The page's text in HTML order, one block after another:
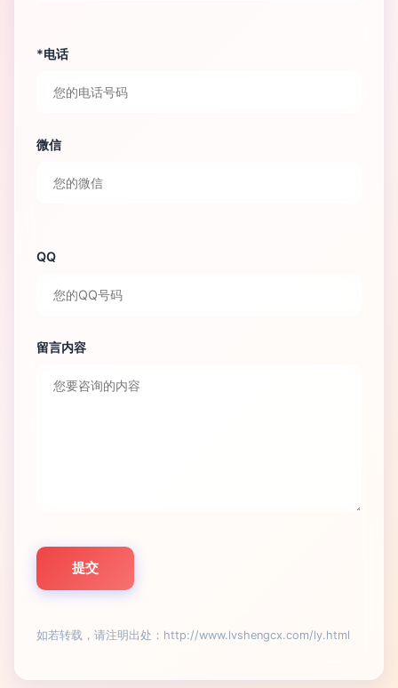
*电话
微信
QQ
留言内容
如若转载，请注明出处：http://www.lvshengcx.com/ly.html